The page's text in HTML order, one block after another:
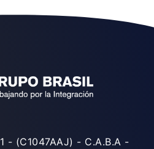
- (C1047AAJ) - C.A.B.A -